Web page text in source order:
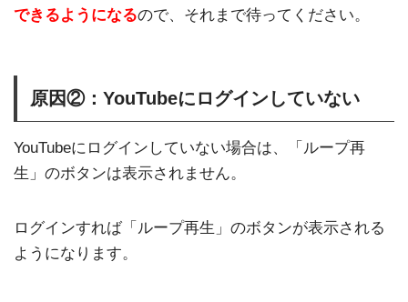
できるようになるので、それまで待ってください。
原因②：YouTubeにログインしていない
YouTubeにログインしていない場合は、「ループ再
生」のボタンは表示されません。
ログインすれば「ループ再生」のボタンが表示される
ようになります。